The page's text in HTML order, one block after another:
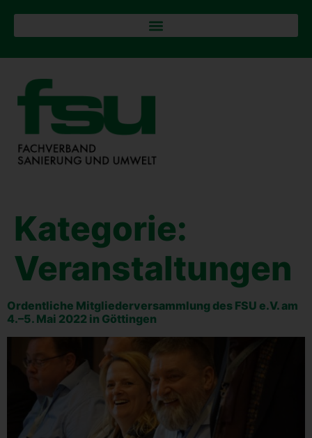
Kategorie:
Veranstaltungen
Ordent­li­che Mit­glie­der­ver­samm­lung des FSU e.V. am
4.–5. Mai 2022 in Göttingen